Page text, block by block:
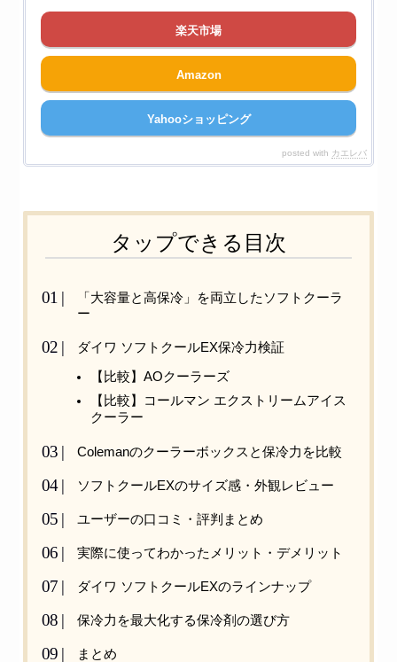
posted with カエレバ
楽天市場
Amazon
Yahooショッピング
タップできる目次
「大容量と高保冷」を両立したソフトクーラ
ー
ダイワ ソフトクールEX保冷力検証
【比較】AOクーラーズ
【比較】コールマン エクストリームアイス
クーラー
Colemanのクーラーボックスと保冷力を比較
ソフトクールEXのサイズ感・外観レビュー
ユーザーの口コミ・評判まとめ
実際に使ってわかったメリット・デメリット
ダイワ ソフトクールEXのラインナップ
保冷力を最大化する保冷剤の選び方
まとめ